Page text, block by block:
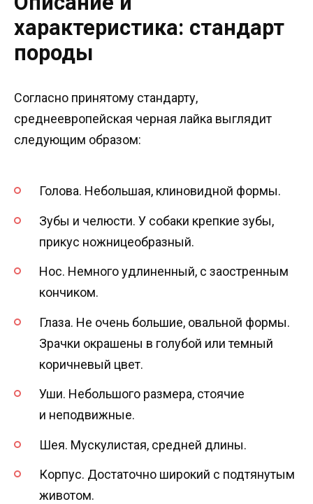
характеристика: стандарт
породы
Согласно принятому стандарту,
среднеевропейская черная лайка выглядит
следующим образом:
Голова. Небольшая, клиновидной формы.
Зубы и челюсти. У собаки крепкие зубы,
прикус ножницеобразный.
Нос. Немного удлиненный, с заостренным
кончиком.
Глаза. Не очень большие, овальной формы.
Зрачки окрашены в голубой или темный
коричневый цвет.
Уши. Небольшого размера, стоячие
и неподвижные.
Шея. Мускулистая, средней длины.
Корпус. Достаточно широкий с подтянутым
животом.